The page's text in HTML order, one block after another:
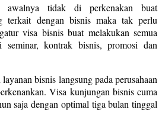
awalnya tidak di perkenakan buat
terkait dengan bisnis maka tak perlu
visa bisnis buat melakukan semua
kontrak bisnis, promosi dan
bisnis langsung pada perusahaan
Visa kunjungan bisnis cuma
saja dengan optimal tiga bulan tinggal